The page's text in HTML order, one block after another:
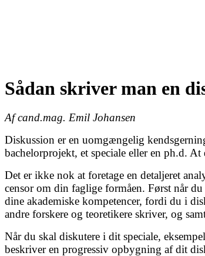
Sådan skriver man en
Af cand.mag. Emil Johansen
Diskussion er en uomgængelig
bachelorprojekt, et speciale eller en ph.d.
Det er ikke nok at foretage en detaljeret
censor om din faglige formåen. Først når
dine akademiske kompetencer, fordi du i
andre forskere og teoretikere skriver, og
Når du skal diskutere i dit speciale,
beskriver en progressiv opbygning af dit